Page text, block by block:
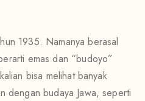
1935. Namanya berasal
emas dan “budoyo”
bisa melihat banyak
dengan budaya Jawa, seperti